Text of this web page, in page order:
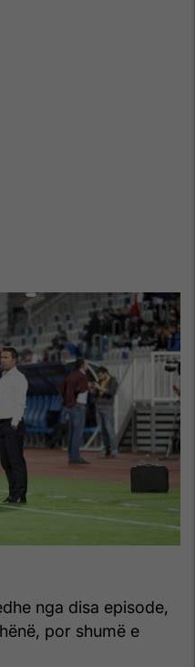
nga disa episode,
por shumë e